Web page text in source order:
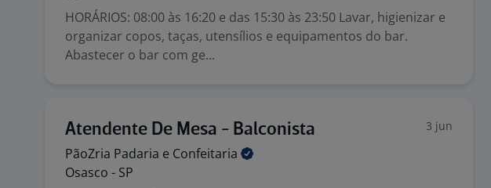
HORÁRIOS: 08:00 às 16:20 e das 15:30 às 23:50 Lavar, higienizar e
organizar copos, taças, utensílios e equipamentos do bar.
Abastecer o bar com ge...
Atendente De Mesa - Balconista 3 jun
PãoZria Padaria e Confeitaria
Osasco - SP